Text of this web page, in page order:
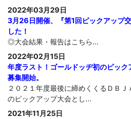
2022年03月29日
3月26日開催、『第1回ピックアップ
した！
◎大会結果・報告はこちら...
2022年02月15日
年度ラスト！ゴールドッヂ初のピック
募集開始。
２０２１年度最後に締めくくるＤＢ
のピックアップ大会とし...
2021年11月25日